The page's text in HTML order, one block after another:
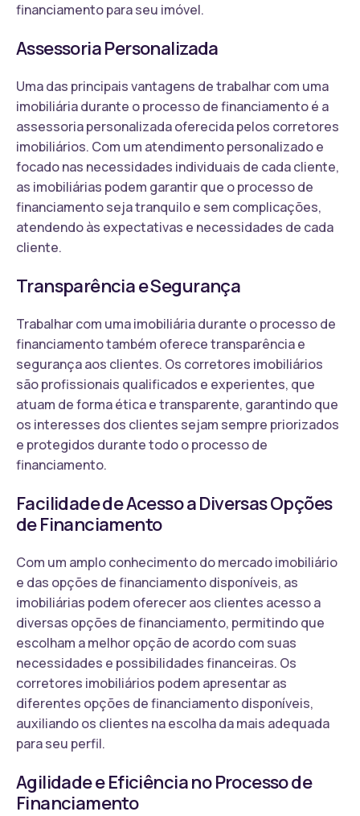
financiamento para seu imóvel.
Assessoria Personalizada
Uma das principais vantagens de trabalhar com uma
imobiliária durante o processo de financiamento é a
assessoria personalizada oferecida pelos corretores
imobiliários. Com um atendimento personalizado e
focado nas necessidades individuais de cada cliente,
as imobiliárias podem garantir que o processo de
financiamento seja tranquilo e sem complicações,
atendendo às expectativas e necessidades de cada
cliente.
Transparência e Segurança
Trabalhar com uma imobiliária durante o processo de
financiamento também oferece transparência e
segurança aos clientes. Os corretores imobiliários
são profissionais qualificados e experientes, que
atuam de forma ética e transparente, garantindo que
os interesses dos clientes sejam sempre priorizados
e protegidos durante todo o processo de
financiamento.
Facilidade de Acesso a Diversas Opções
de Financiamento
Com um amplo conhecimento do mercado imobiliário
e das opções de financiamento disponíveis, as
imobiliárias podem oferecer aos clientes acesso a
diversas opções de financiamento, permitindo que
escolham a melhor opção de acordo com suas
necessidades e possibilidades financeiras. Os
corretores imobiliários podem apresentar as
diferentes opções de financiamento disponíveis,
auxiliando os clientes na escolha da mais adequada
para seu perfil.
Agilidade e Eficiência no Processo de
Financiamento